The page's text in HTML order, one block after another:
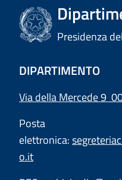
Presidenza
DIPARTIMENTO
Via della Mercede 9
Posta
elettronica:
o.it